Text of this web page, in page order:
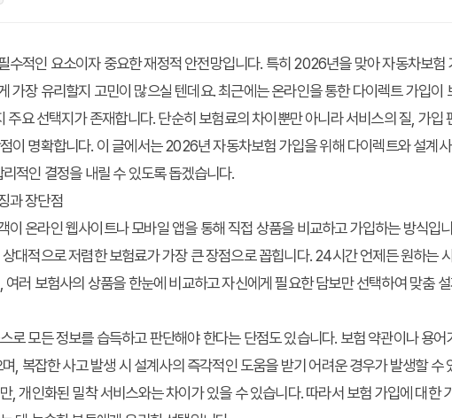
수적인 요소이자 중요한 재정적 안전망입니다. 특히 2026년을 맞아 자동차보험
가장 유리할지 고민이 많으실 텐데요. 최근에는 온라인을 통한 다이렉트 가입이
주요 선택지가 존재합니다. 단순히 보험료의 차이뿐만 아니라 서비스의 질, 가입
이 명확합니다. 이 글에서는 2026년 자동차보험 가입을 위해 다이렉트와 설계
적인 결정을 내릴 수 있도록 돕겠습니다.
과 장단점
이 온라인 웹사이트나 모바일 앱을 통해 직접 상품을 비교하고 가입하는 방식입
대적으로 저렴한 보험료가 가장 큰 장점으로 꼽힙니다. 24시간 언제든 원하는
여러 보험사의 상품을 한눈에 비교하고 자신에게 필요한 담보만 선택하여 맞춤
로 모든 정보를 습득하고 판단해야 한다는 단점도 있습니다. 보험 약관이나 용
, 복잡한 사고 발생 시 설계사의 즉각적인 도움을 받기 어려운 경우가 발생할 수
, 개인화된 밀착 서비스와는 차이가 있을 수 있습니다. 따라서 보험 가입에 대한